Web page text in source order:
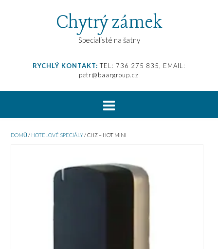
Chytrý zámek
Specialisté na šatny
RYCHLÝ KONTAKT: TEL: 736 275 835, EMAIL:
petr@baargroup.cz
DOMŮ/ HOTELOVÉ SPECIÁLY/ CHZ – HOT MINI